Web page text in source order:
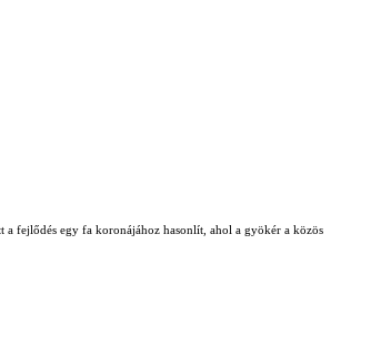
a fejlődés egy fa koronájához hasonlít, ahol a gyökér a közös